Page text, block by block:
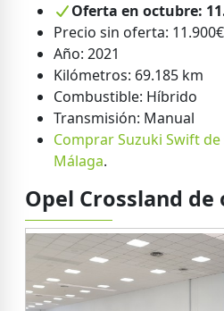
Oferta en octubre:
Precio sin oferta: 11.900€
Año: 2021
Kilómetros: 69.185 km
Combustible: Híbrido
Transmisión: Manual
Comprar Suzuki Swift
Málaga.
Opel Crossland de